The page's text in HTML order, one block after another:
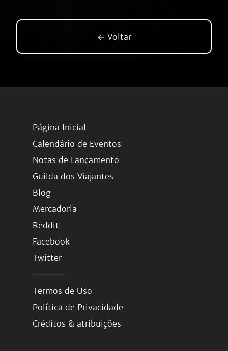
← Voltar
Página Inicial
Calendário de Eventos
Notas de Lançamento
Guilda dos Viajantes
Blog
Mercadoria
Reddit
Facebook
Twitter
Termos de Uso
Política de Privacidade
Créditos & atribuições